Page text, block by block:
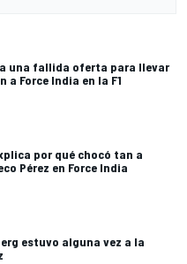
una fallida oferta para llevar
a Force India en la F1
por qué chocó tan a
Pérez en Force India
estuvo alguna vez a la